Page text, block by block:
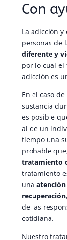
Con
La adicción y
personas de
diferente y
por lo cual
adicción es
En el caso
sustancia
es posible
al de un
tiempo una
probable
tratamiento
tratamiento
una atención
recuperación
de las
cotidiana.
Nuestro